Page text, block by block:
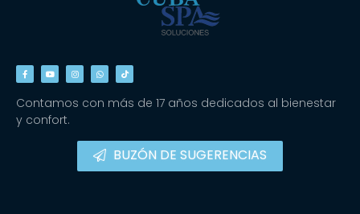
Contamos con más de 17 años dedicados al bienestar
y confort.
BUZÓN DE SUGERENCIAS